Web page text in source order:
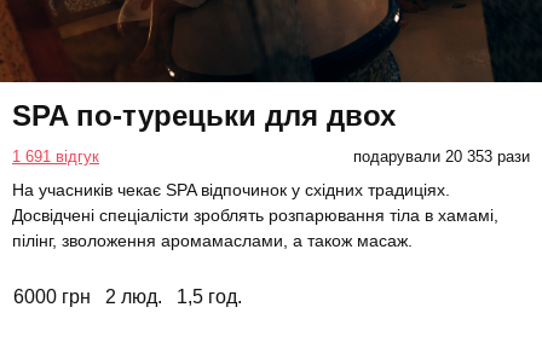
SPA по-турецьки для двох
1 691 відгук подарували 20 353 рази
На учасників чекає SPA відпочинок у східних традиціях.
Досвідчені спеціалісти зроблять розпарювання тіла в хамамі,
пілінг, зволоження аромамаслами, а також масаж.
6000 грн 2 люд. 1,5 год.